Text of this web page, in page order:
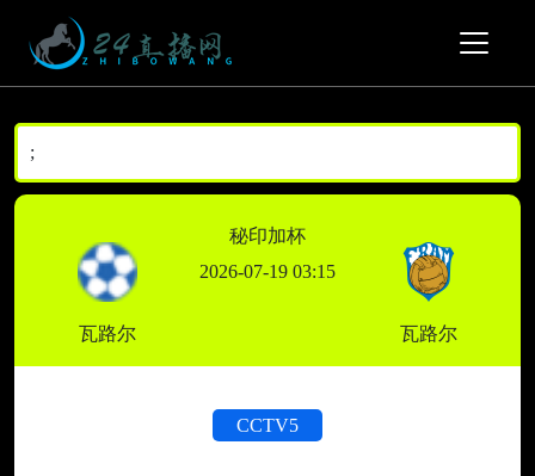
;
瓦路尔
秘印加杯
2026-07-19 03:15
瓦路尔
CCTV5